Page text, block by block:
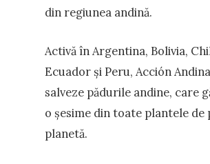
din regiunea andină.
Activă în Argentina, Bolivia,
Ecuador și Peru, Acción
salveze pădurile andine, care
o șesime din toate plantele de
planetă.